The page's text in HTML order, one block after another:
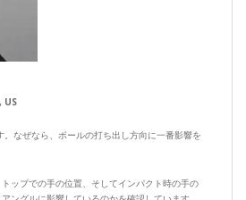
US
。なぜなら、ボールの打ち出し方向に一番影響を
ップでの手の位置、そしてインパクト時の手の